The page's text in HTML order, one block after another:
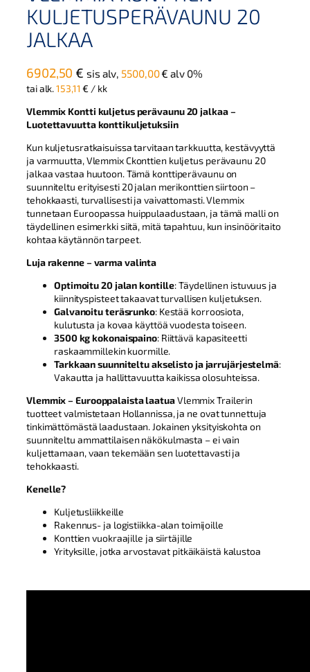
KULJETUSPERÄVAUNU 20
JALKAA
6902,50 € sis alv, 5500,00€ alv 0%
tai alk.153,11€ / kk
Vlemmix Kontti kuljetus perävaunu 20 jalkaa –
Luotettavuutta konttikuljetuksiin
Kun kuljetusratkaisuissa tarvitaan tarkkuutta, kestävyyttä
ja varmuutta, Vlemmix Ckonttien kuljetus perävaunu 20
jalkaa vastaa huutoon. Tämä konttiperävaunu on
suunniteltu erityisesti 20 jalan merikonttien siirtoon –
tehokkaasti, turvallisesti ja vaivattomasti. Vlemmix
tunnetaan Euroopassa huippulaadustaan, ja tämä malli on
täydellinen esimerkki siitä, mitä tapahtuu, kun insinööritaito
kohtaa käytännön tarpeet.
Luja rakenne – varma valinta
Optimoitu 20 jalan kontille: Täydellinen istuvuus ja
kiinnityspisteet takaavat turvallisen kuljetuksen.
Galvanoitu teräsrunko: Kestää korroosiota,
kulutusta ja kovaa käyttöä vuodesta toiseen.
3500 kg kokonaispaino: Riittävä kapasiteetti
raskaammillekin kuormille.
Tarkkaan suunniteltu akselisto ja jarrujärjestelmä:
Vakautta ja hallittavuutta kaikissa olosuhteissa.
Vlemmix – Eurooppalaista laatuaVlemmix Trailerin
tuotteet valmistetaan Hollannissa, ja ne ovat tunnettuja
tinkimättömästä laadustaan. Jokainen yksityiskohta on
suunniteltu ammattilaisen näkökulmasta – ei vain
kuljettamaan, vaan tekemään sen luotettavasti ja
tehokkaasti.
Kenelle?
Kuljetusliikkeille
Rakennus- ja logistiikka-alan toimijoille
Konttien vuokraajille ja siirtäjille
Yrityksille, jotka arvostavat pitkäikäistä kalustoa